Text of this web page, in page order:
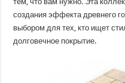
создания эффекта древнего
выбором для тех, кто ищет
долговечное покрытие.